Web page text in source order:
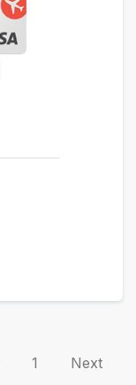
1 Next